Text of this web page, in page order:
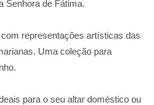
Senhora de Fátima.
representações artísticas das
Uma coleção para
para o seu altar doméstico ou